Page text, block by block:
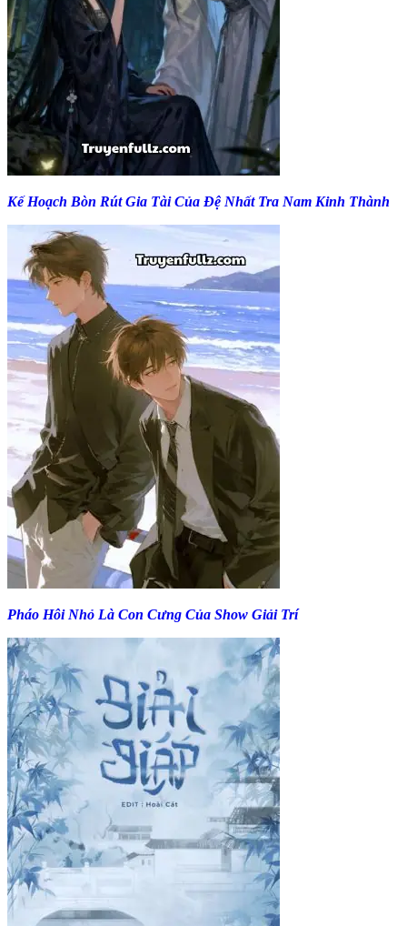
Kế Hoạch Bòn Rút Gia Tài Của Đệ Nhất Tra Nam Kinh Thành
Pháo Hôi Nhỏ Là Con Cưng Của Show Giải Trí